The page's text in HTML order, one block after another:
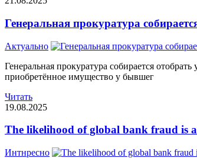
Генеральная прокуратура
Актуально
Генеральная прокуратура собирается
приобретённое имущество у бывшег
Читать
19.08.2025
The likelihood of global bank fraud is
Интнресно